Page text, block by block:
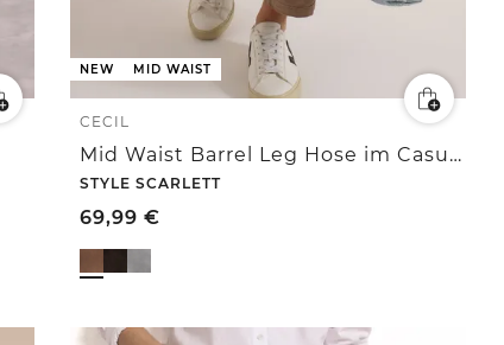
NEW MID WAIST
CECIL
Mid Waist Barrel Leg Hose im Casual Fit
STYLE SCARLETT
69,99€